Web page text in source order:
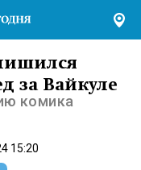
за Вайкуле
комика
15:20